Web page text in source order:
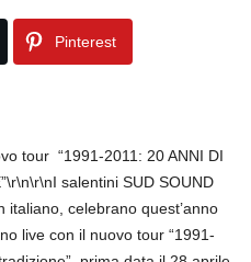
Pinterest
tour “1991-2011: 20 ANNI DI
salentini SUD SOUND
italiano, celebrano quest’anno
live con il nuovo tour “1991-